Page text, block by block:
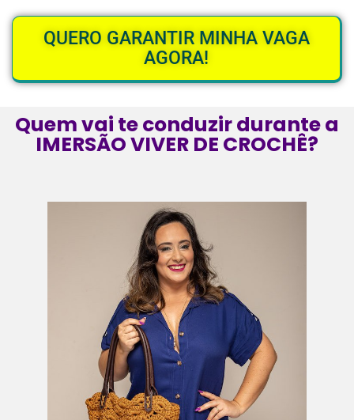
QUERO GARANTIR MINHA VAGA
AGORA!
Quem vai te conduzir durante a
IMERSÃO VIVER DE CROCHÊ?